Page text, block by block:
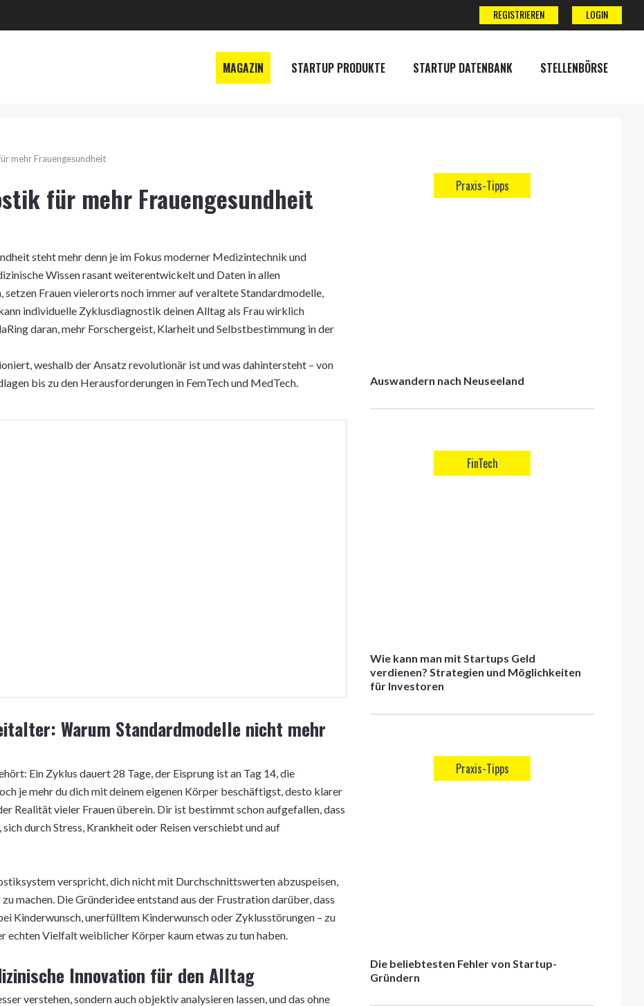
LOGIN
REGISTRIEREN
MAGAZIN STARTUP PRODUKTE STARTUP DATENBANK STELLENBÖRSE
mehr Frauengesundheit
für mehr Frauengesundheit
steht mehr denn je im Fokus moderner Medizintechnik und
Wissen rasant weiterentwickelt und Daten in allen
Frauen vielerorts noch immer auf veraltete Standardmodelle,
individuelle Zyklusdiagnostik deinen Alltag als Frau wirklich
daran, mehr Forschergeist, Klarheit und Selbstbestimmung in der
weshalb der Ansatz revolutionär ist und was dahintersteht – von
bis zu den Herausforderungen in FemTech und MedTech.
Warum Standardmodelle nicht mehr
Ein Zyklus dauert 28 Tage, der Eisprung ist an Tag 14, die
je mehr du dich mit deinem eigenen Körper beschäftigst, desto klarer
Realität vieler Frauen überein. Dir ist bestimmt schon aufgefallen, dass
durch Stress, Krankheit oder Reisen verschiebt und auf
verspricht, dich nicht mit Durchschnittswerten abzuspeisen,
machen. Die Gründeridee entstand aus der Frustration darüber, dass
Kinderwunsch, unerfülltem Kinderwunsch oder Zyklusstörungen – zu
Vielfalt weiblicher Körper kaum etwas zu tun haben.
Innovation für den Alltag
verstehen, sondern auch objektiv analysieren lassen, und das ohne
Praxis-Tipps
Auswandern nach Neuseeland
FinTech
Wie kann man mit Startups Geld
verdienen? Strategien und Möglichkeiten
für Investoren
Praxis-Tipps
Die beliebtesten Fehler von Startup-
Gründern